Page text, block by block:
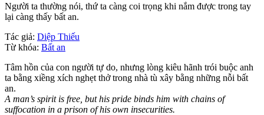
Người ta thường nói, thứ ta càng coi trọng khi nắm được trong tay
lại càng thấy bất an.
Tác giả: Diệp Thiếu
Từ khóa: Bất an
Tâm hồn của con người tự do, nhưng lòng kiêu hãnh trói buộc anh
ta bằng xiềng xích nghẹt thở trong nhà tù xây bằng những nỗi bất
an.
A man’s spirit is free, but his pride binds him with chains of
suffocation in a prison of his own insecurities.